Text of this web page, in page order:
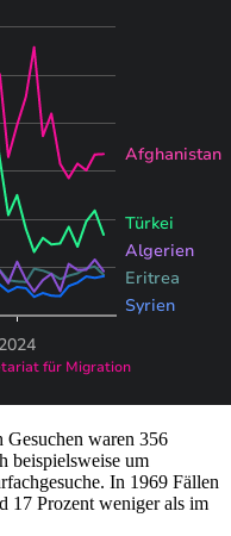
Gesuchen waren 356
beispielsweise um
In 1969 Fällen
17 Prozent weniger als im